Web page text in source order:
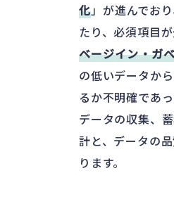
化」が進んでお
たり、必須項目
ベージイン・ガ
の低いデータか
るか不明確であ
データの収集、
計と、データの
ります。